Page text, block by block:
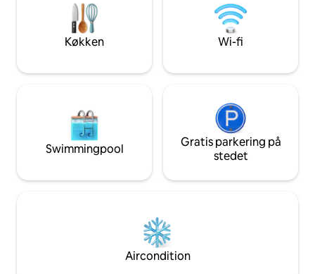
Huset har en smuk karakter og
atmosfære. Der er velegnet til par og
talskarakter. Der
garage med en
elbiler.
Køkken Wi-fi
Swimmingpool
Gratis parkering på
stedet
Aircondition